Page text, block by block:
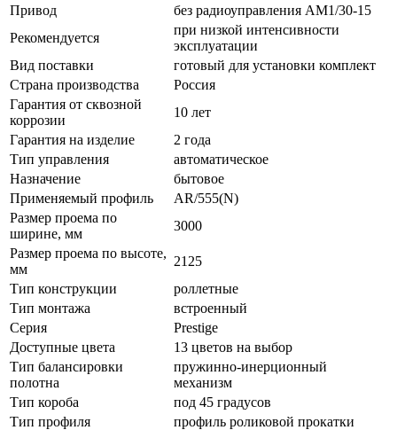
Привод
без радиоуправления AM1/30-15
Рекомендуется
при низкой интенсивности
эксплуатации
Вид поставки
готовый для установки комплект
Страна производства
Россия
Гарантия от сквозной
коррозии
10 лет
Гарантия на изделие
2 года
Тип управления
автоматическое
Назначение
бытовое
Применяемый профиль
AR/555(N)
Размер проема по
ширине, мм
3000
Размер проема по высоте,
мм
2125
Тип конструкции
роллетные
Тип монтажа
встроенный
Серия
Prestige
Доступные цвета
13 цветов на выбор
Тип балансировки
полотна
пружинно-инерционный
механизм
Тип короба
под 45 градусов
Тип профиля
профиль роликовой прокатки